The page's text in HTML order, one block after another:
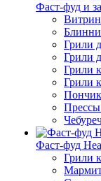
Фаст-фуд и
Грили
Грили
Грили
Грили
Прессы
Фаст-фуд
Грили